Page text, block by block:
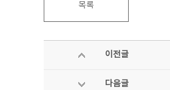
목록
이전글
다음글